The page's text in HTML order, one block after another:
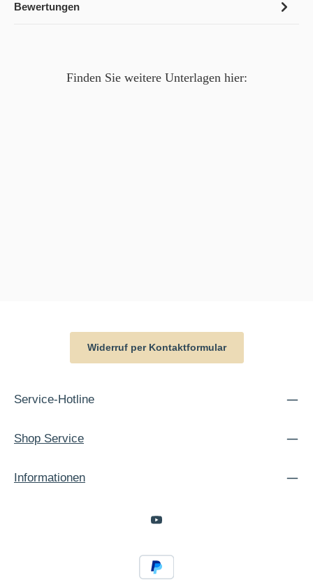
Bewertungen
Finden Sie weitere Unterlagen hier:
Widerruf per Kontaktformular
Service-Hotline
Shop Service
Informationen